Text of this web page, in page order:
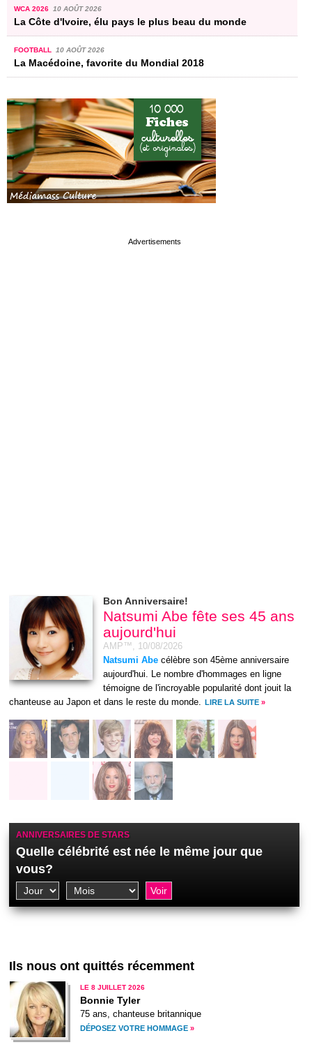
WCA 2026 10 AOÛT 2026
La Côte d'Ivoire, élu pays le plus beau du monde
FOOTBALL 10 AOÛT 2026
La Macédoine, favorite du Mondial 2018
Bon Anniversaire!
Natsumi Abe fête ses 45 ans
aujourd'hui
AMP™, 10/08/2026
Natsumi Abe célèbre son 45ème anniversaire
aujourd'hui. Le nombre d'hommages en ligne
témoigne de l'incroyable popularité dont jouit la
chanteuse au Japon et dans le reste du monde. LIRE LA SUITE »
76 55 36 83 79 29
46 80
ANNIVERSAIRES DE STARS
Quelle célébrité est née le même jour que
vous?
Ils nous ont quittés récemment
LE 8 JUILLET 2026
Bonnie Tyler
75 ans, chanteuse britannique
DÉPOSEZ VOTRE HOMMAGE »